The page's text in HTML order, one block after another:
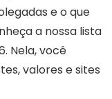
e o que
a nossa lista
Nela, você
valores e sites